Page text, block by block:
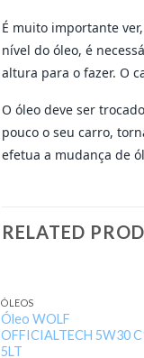
É muito importante
nível do óleo, é
altura para o fazer. O
O óleo deve ser
pouco o seu carro,
efetua a mudança de
RELATED
ÓLEOS
Óleo WOLF
OFFICIALTECH 5W30
5LT